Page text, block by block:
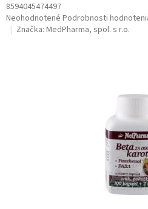
8594045474497
Priemerné
hodnotenie
Neohodnotené Podrobnosti
Značka: MedPharma, spol. s r.o.